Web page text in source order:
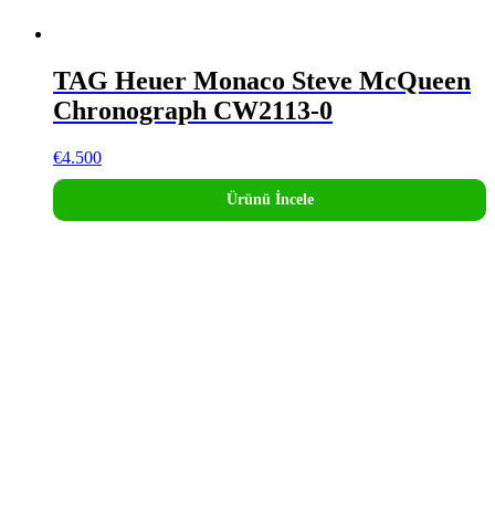
TAG Heuer Monaco Steve McQueen
Chronograph CW2113-0
€4.500
Ürünü İncele